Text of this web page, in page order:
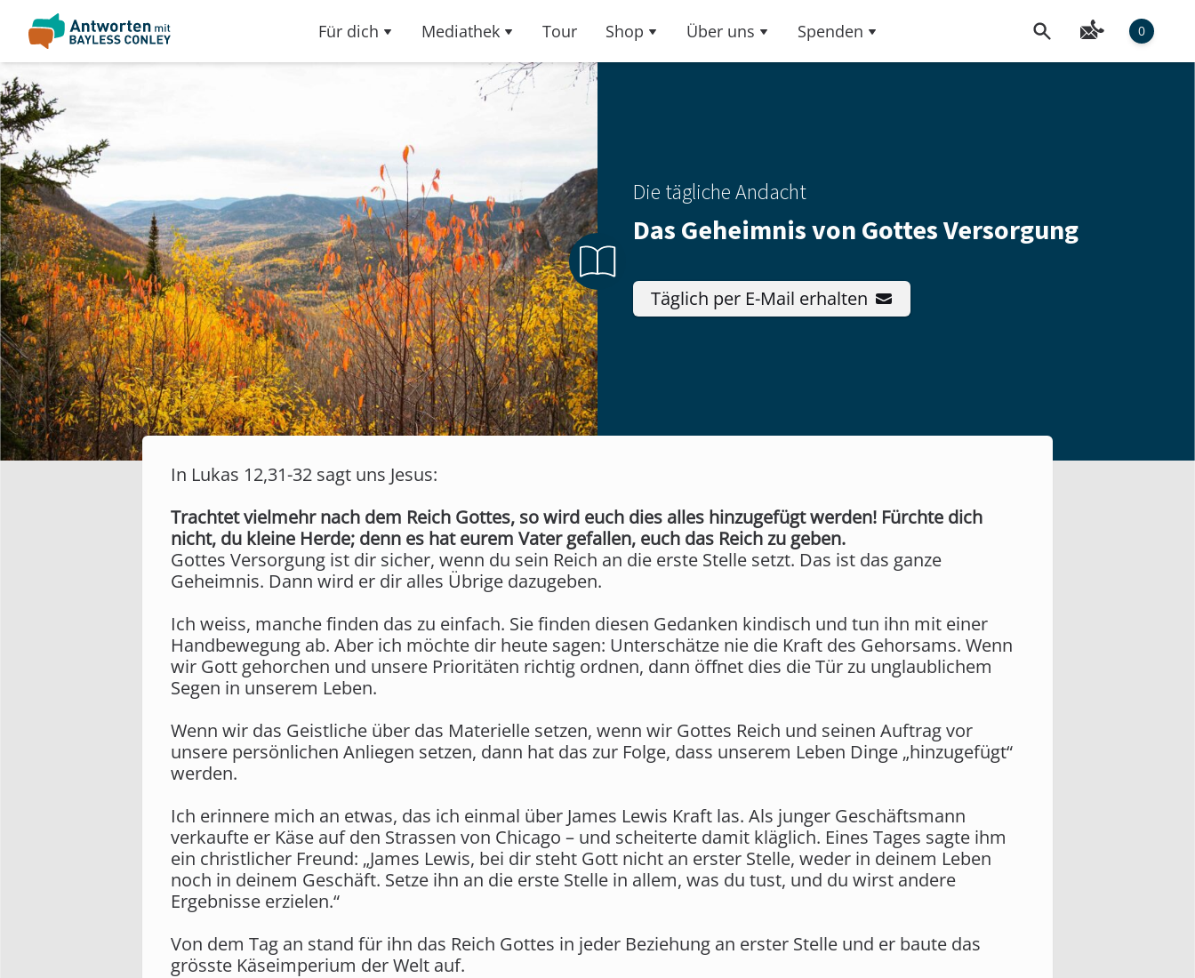
Für dich Mediathek Tour Shop Über uns Spenden 0
Die tägliche Andacht
Das Geheimnis von Gottes Versorgung
Täglich per E-Mail erhalten
In Lukas 12,31-32 sagt uns Jesus:
Trachtet vielmehr nach dem Reich Gottes, so wird euch dies alles hinzugefügt werden! Fürchte dich
nicht, du kleine Herde; denn es hat eurem Vater gefallen, euch das Reich zu geben.
Gottes Versorgung ist dir sicher, wenn du sein Reich an die erste Stelle setzt. Das ist das ganze
Geheimnis. Dann wird er dir alles Übrige dazugeben.
Ich weiss, manche finden das zu einfach. Sie finden diesen Gedanken kindisch und tun ihn mit einer
Handbewegung ab. Aber ich möchte dir heute sagen: Unterschätze nie die Kraft des Gehorsams. Wenn
wir Gott gehorchen und unsere Prioritäten richtig ordnen, dann öffnet dies die Tür zu unglaublichem
Segen in unserem Leben.
Wenn wir das Geistliche über das Materielle setzen, wenn wir Gottes Reich und seinen Auftrag vor
unsere persönlichen Anliegen setzen, dann hat das zur Folge, dass unserem Leben Dinge „hinzugefügt“
werden.
Ich erinnere mich an etwas, das ich einmal über James Lewis Kraft las. Als junger Geschäftsmann
verkaufte er Käse auf den Strassen von Chicago – und scheiterte damit kläglich. Eines Tages sagte ihm
ein christlicher Freund: „James Lewis, bei dir steht Gott nicht an erster Stelle, weder in deinem Leben
noch in deinem Geschäft. Setze ihn an die erste Stelle in allem, was du tust, und du wirst andere
Ergebnisse erzielen.“
Von dem Tag an stand für ihn das Reich Gottes in jeder Beziehung an erster Stelle und er baute das
grösste Käseimperium der Welt auf.